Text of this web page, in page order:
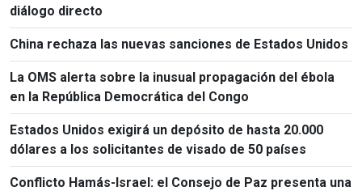
diálogo directo
China rechaza las nuevas sanciones de Estados Unidos
La OMS alerta sobre la inusual propagación del ébola
en la República Democrática del Congo
Estados Unidos exigirá un depósito de hasta 20.000
dólares a los solicitantes de visado de 50 países
Conflicto Hamás-Israel: el Consejo de Paz presenta una